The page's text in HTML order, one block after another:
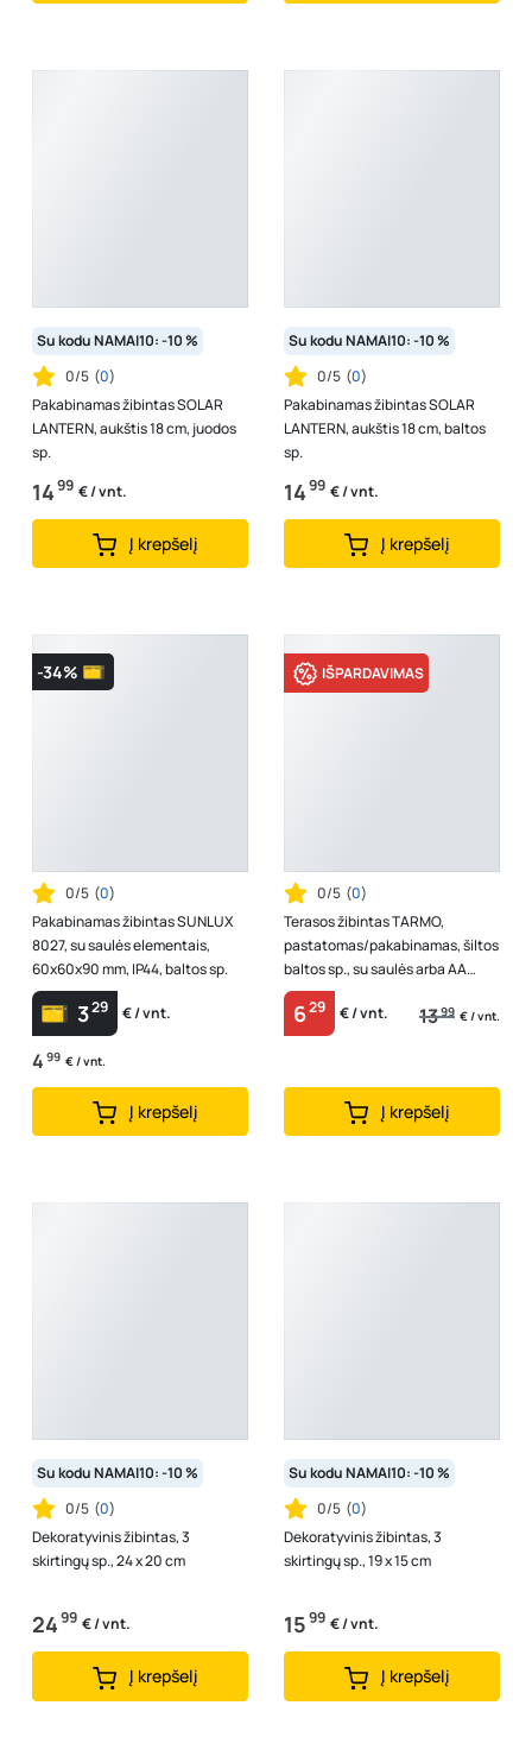
Su kodu NAMAI10: -10 %
0/5 (0)
Pakabinamas žibintas SOLAR
LANTERN, aukštis 18 cm, juodos
sp.
1499 € / vnt.
Į krepšelį
Su kodu NAMAI10: -10 %
0/5 (0)
Pakabinamas žibintas SOLAR
LANTERN, aukštis 18 cm, baltos
sp.
1499 € / vnt.
Į krepšelį
-34%
0/5 (0)
Pakabinamas žibintas SUNLUX
8027, su saulės elementais,
60x60x90 mm, IP44, baltos sp.
329 € / vnt.
4 99 € / vnt.
Į krepšelį
IŠPARDAVIMAS
0/5 (0)
Terasos žibintas TARMO,
pastatomas/pakabinamas, šiltos
baltos sp., su saulės arba AA
elementais (į komplektaciją
neįeina...
629 € / vnt. 1399 € / vnt.
Į krepšelį
Su kodu NAMAI10: -10 %
0/5 (0)
Dekoratyvinis žibintas, 3
skirtingų sp., 24 x 20 cm
2499 € / vnt.
Į krepšelį
Su kodu NAMAI10: -10 %
0/5 (0)
Dekoratyvinis žibintas, 3
skirtingų sp., 19 x 15 cm
1599 € / vnt.
Į krepšelį